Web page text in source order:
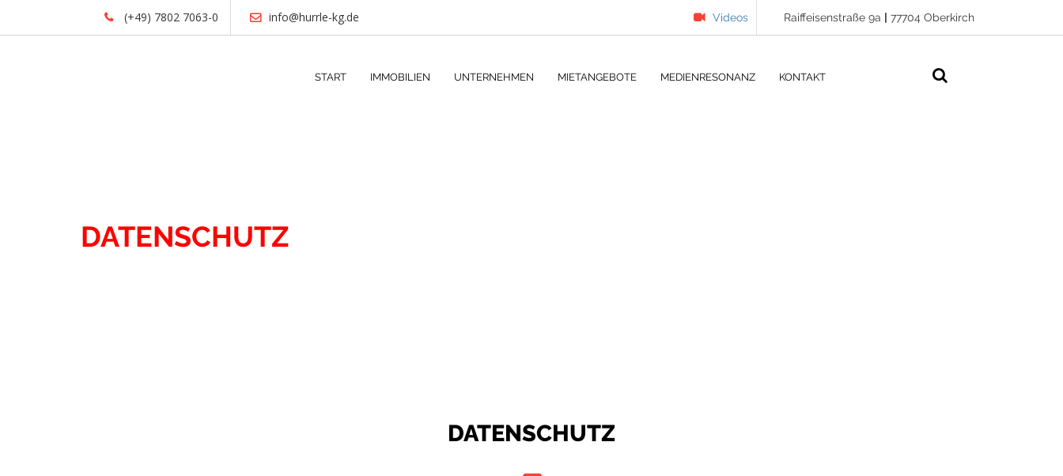
(+49) 7802 7063-0 info@hurrle-kg.de Videos Raiffeisenstraße 9a | 77704 Oberkirch
START IMMOBILIEN UNTERNEHMEN MIETANGEBOTE MEDIENRESONANZ KONTAKT
DATENSCHUTZ
DATENSCHUTZ